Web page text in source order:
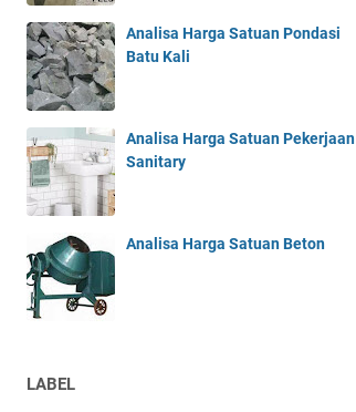
Analisa Harga Satuan Pondasi
Batu Kali
Analisa Harga Satuan Pekerjaan
Sanitary
Analisa Harga Satuan Beton
LABEL